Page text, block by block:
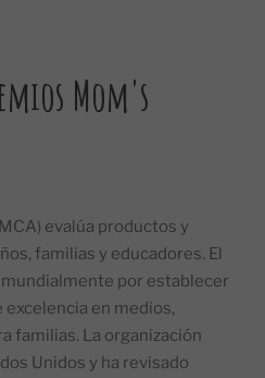
Mom's
evalúa productos y
familias y educadores. El
por establecer
en medios,
familias. La organización
Unidos y ha revisado